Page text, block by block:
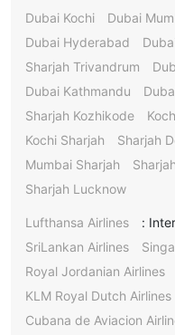
Dubai
Dubai Kochi
Dubai Hyderabad
Sharjah Trivandrum
Dubai Kathmandu
Sharjah Kozhikode
Sharjah
Kochi Sharjah
Mumbai Sharjah
Sharjah Lucknow
Lufthansa Airlines
SriLankan Airlines
Royal Jordanian Airlines
KLM Royal Dutch Airlines
Cubana de Aviacion